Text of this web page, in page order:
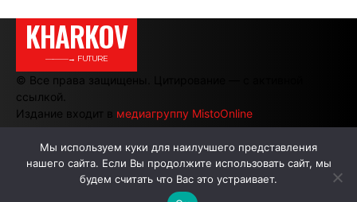
KHARKOV
———→ FUTURE
© Все права защищены. Цитирование — с активной
ссылкой.
Издание входит в медиагруппу MistoOnline
АВТОРЫ РЕКЛАМА НА САЙТЕ
Мы используем куки для наилучшего представления
нашего сайта. Если Вы продолжите использовать сайт, мы
будем считать что Вас это устраивает.